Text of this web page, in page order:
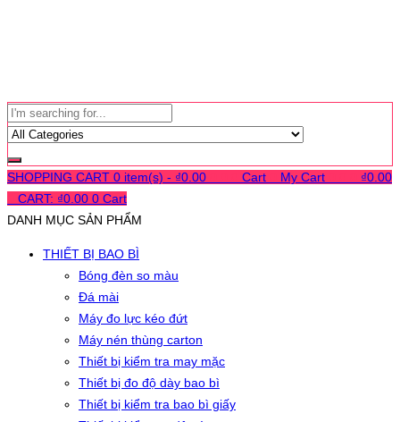
SHOPPING CART 0 item(s) - ₫0.00 Cart My Cart ₫0.00
CART: ₫0.00 0 Cart
DANH MỤC SẢN PHẨM
THIẾT BỊ BAO BÌ
Bóng đèn so màu
Đá mài
Máy đo lực kéo đứt
Máy nén thùng carton
Thiết bị kiểm tra may mặc
Thiết bị đo độ dày bao bì
Thiết bị kiểm tra bao bì giấy